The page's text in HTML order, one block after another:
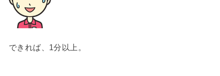
できれば、1分以上。